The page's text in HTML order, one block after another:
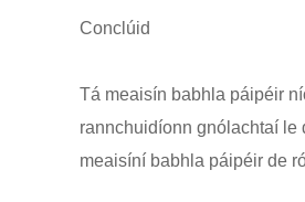
Conclúid
Tá meaisín babhla páipéir
rannchuidíonn gnólachtaí le
meaisíní babhla páipéir de